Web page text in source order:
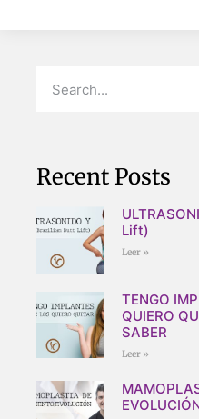
Recent Posts
Lift)
Leer »
TENGO
QUIERO
SABER
Leer »